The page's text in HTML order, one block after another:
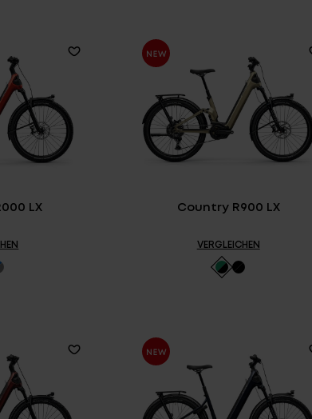
LX Country R900 LX
VERGLEICHEN